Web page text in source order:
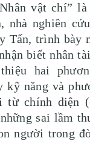
vật chí”
nhà nghiên
Tấn, trình bày
biết nhân
hai
kỹ năng và
từ chính diện
sai lầm
người trong